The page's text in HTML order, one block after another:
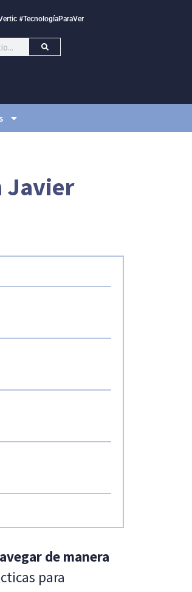
#TecnologíaParaVer
Javier
de manera
para